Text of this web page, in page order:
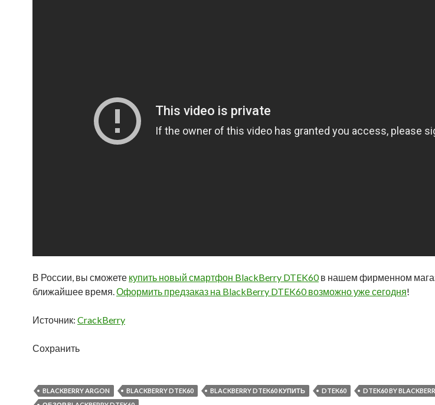
В России, вы сможете купить новый смартфон BlackBerry DTEK60в нашем фирменном
ближайшее время.Оформить предзаказ на BlackBerry DTEK60 возможно уже сегодня!
Источник: CrackBerry
Сохранить
BLACKBERRY ARGON BLACKBERRY DTEK60 BLACKBERRY DTEK60 КУПИТЬ DTEK60
DTEK60 BY